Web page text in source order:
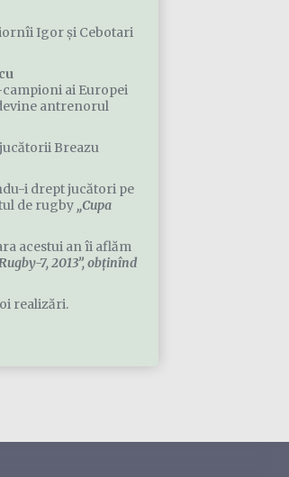
Igor şi Cebotari
ai Europei
antrenorul
Breazu
i drept jucători pe
de rugby „Cupa
acestui an îi aflăm
7, 2013”,obţinînd
realizări.